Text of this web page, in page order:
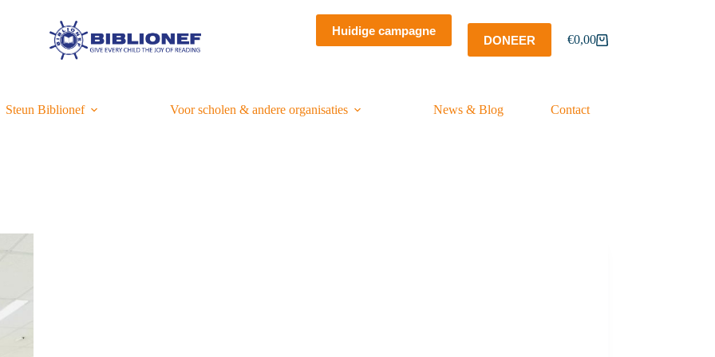
Huidige campagne
DONEER Winkelwagen
€0,00
Steun Biblionef Voor scholen & andere organisaties News & Blog Contact